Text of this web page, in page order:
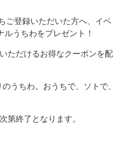
ご登録いただいた方へ、イベ
ルうちわをプレゼント！
ただけるお得なクーポンを配
うちわ。おうちで、ソトで、
第終了となります。